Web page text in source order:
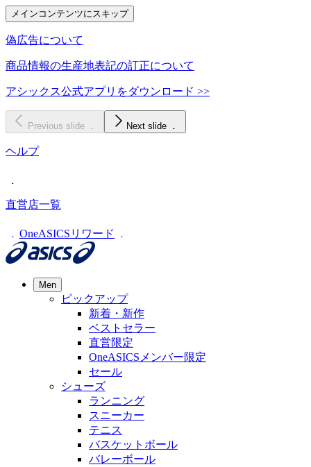
メインコンテンツにスキップ
偽広告について
商品情報の生産地表記の訂正について
アシックス公式アプリをダウンロード >>
Previous slide Next slide
ヘルプ
直営店一覧
OneASICSリワード
Men
ピックアップ
新着・新作
ベストセラー
直営限定
OneASICSメンバー限定
セール
シューズ
ランニング
スニーカー
テニス
バスケットボール
バレーボール